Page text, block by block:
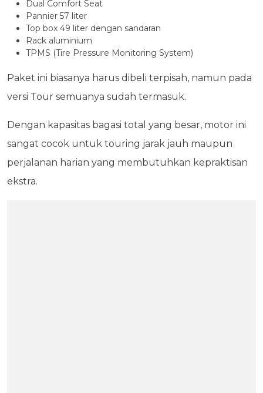
Dual Comfort Seat
Pannier 57 liter
Top box 49 liter dengan sandaran
Rack aluminium
TPMS (Tire Pressure Monitoring System)
Paket ini biasanya harus dibeli terpisah, namun pada
versi Tour semuanya sudah termasuk.
Dengan kapasitas bagasi total yang besar, motor ini
sangat cocok untuk touring jarak jauh maupun
perjalanan harian yang membutuhkan kepraktisan
ekstra.